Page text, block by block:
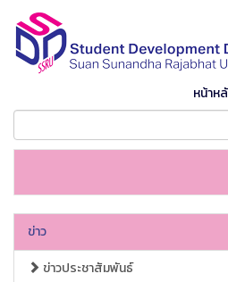
หน้าห
ข่าว
ข่าวประชาสัมพันธ์